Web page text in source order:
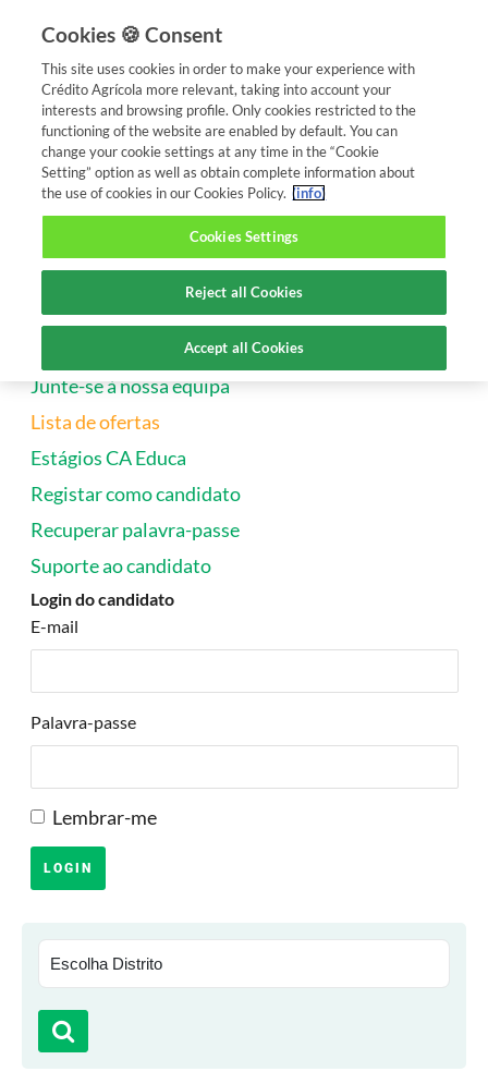
APP CA Mobile
ACT e Fundos de
Pensões
Carreiras e
Formação
Candidaturas
Educa
OFERTAS DE EMPREGO
Junte-se à nossa equipa
Lista de ofertas
Estágios CA Educa
Registar como candidato
Recuperar palavra-passe
Suporte ao candidato
Login do candidato
E-mail
Palavra-passe
Lembrar-me
Cookies 🍪 Consent
This site uses cookies in order to make your experience with
Crédito Agrícola more relevant, taking into account your
interests and browsing profile. Only cookies restricted to the
functioning of the website are enabled by default. You can
change your cookie settings at any time in the “Cookie
Setting” option as well as obtain complete information about
the use of cookies in our Cookies Policy. (info)
Cookies Settings
Reject all Cookies
Accept all Cookies